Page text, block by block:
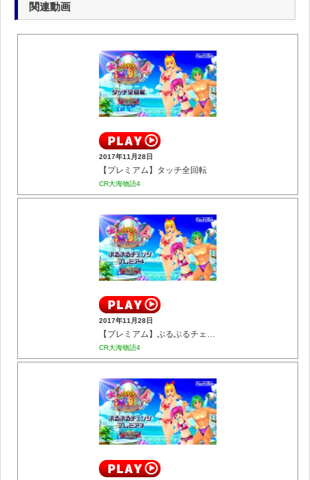
関連動画
2017年11月28日
【プレミアム】タッチ全回転
CR大海物語4
2017年11月28日
【プレミアム】ぶるぶるチェンジ プレミア4
CR大海物語4